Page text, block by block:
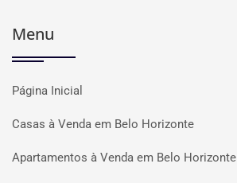
Menu
Página Inicial
Casas à Venda em Belo Horizonte
Apartamentos à Venda em Belo Horizonte